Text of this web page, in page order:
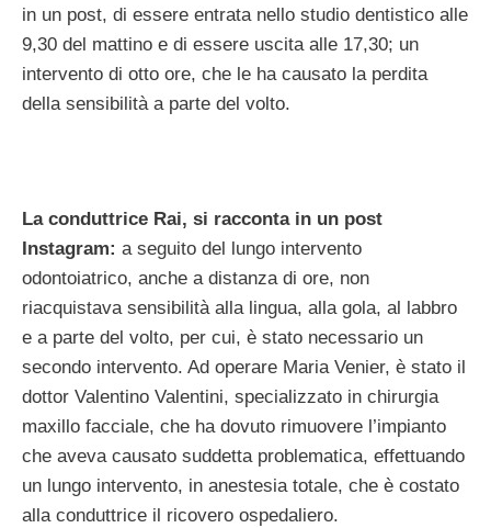
in un post, di essere entrata nello studio dentistico alle
9,30 del mattino e di essere uscita alle 17,30; un
intervento di otto ore, che le ha causato la perdita
della sensibilità a parte del volto.
La conduttrice Rai, si racconta in un post
Instagram: a seguito del lungo intervento
odontoiatrico, anche a distanza di ore, non
riacquistava sensibilità alla lingua, alla gola, al labbro
e a parte del volto, per cui, è stato necessario un
secondo intervento. Ad operare Maria Venier, è stato il
dottor Valentino Valentini, specializzato in chirurgia
maxillo facciale, che ha dovuto rimuovere l’impianto
che aveva causato suddetta problematica, effettuando
un lungo intervento, in anestesia totale, che è costato
alla conduttrice il ricovero ospedaliero.